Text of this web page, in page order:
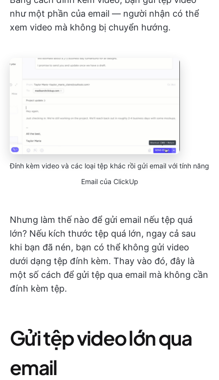
như một phần của email — người nhận có thể
xem video mà không bị chuyển hướng.
Đính kèm video và các loại tệp khác rồi gửi email với tính năng
Email của ClickUp
Nhưng làm thế nào để gửi email nếu tệp quá
lớn? Nếu kích thước tệp quá lớn, ngay cả sau
khi bạn đã nén, bạn có thể không gửi video
dưới dạng tệp đính kèm. Thay vào đó, đây là
một số cách để gửi tệp qua email mà không cần
đính kèm tệp.
Gửi tệp video lớn qua
email